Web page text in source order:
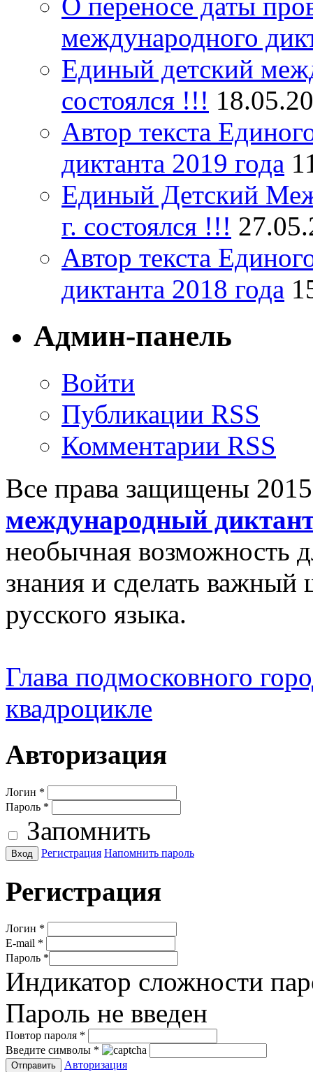
О переносе даты
международного
Единый детский
состоялся !!!
Автор текста
диктанта 2019 года
Единый Детский
г. состоялся !!!
Автор текста
диктанта 2018 года
Админ-панель
Войти
Публикации RSS
Комментарии RSS
Все права защищены
международный
необычная возможность
знания и сделать важный
русского языка.
Глава подмосковного
квадроцикле
Авторизация
Логин *
Пароль *
Запомнить
Регистрация Напомнить пароль
Регистрация
Логин *
E-mail *
Пароль *
Индикатор сложности
Пароль не введен
Повтор пароля *
Введите символы *
Авторизация